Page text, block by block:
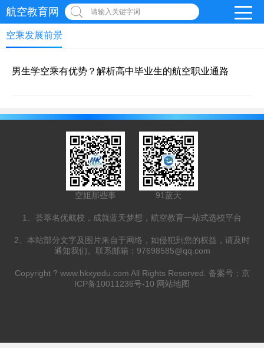
航空教育网 请输入关键字词
空乘发展前景
男生学空乘有优势？解析高中毕业生的航空职业通路
空姐那些事 91蓝天
1、荟萃名优航校，成就蓝天梦想，航空教育一站式选校平台
2、本站部分文字及图片来自于网络，如侵犯到您的权益，请及时
通知我们。联系邮箱：97698585@qq.com
Copyright ? www.hkxyedu.com All Rights Reserved. 备案号： 京
ICP备10011236号-10 网站地图